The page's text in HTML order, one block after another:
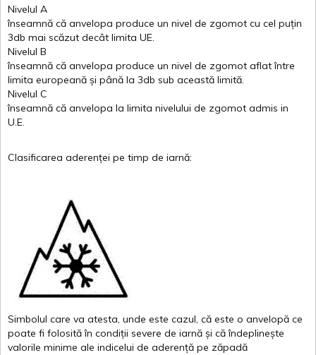
Nivelul A
înseamnă că anvelopa produce un nivel de zgomot cu cel puțin
3db mai scăzut decât limita UE.
Nivelul B
înseamnă că anvelopa produce un nivel de zgomot aflat între
limita europeană și până la 3db sub această limită.
Nivelul C
înseamnă că anvelopa la limita nivelului de zgomot admis in
U.E.
Clasificarea aderenței pe timp de iarnă:
Simbolul care va atesta, unde este cazul, că este o anvelopă ce
poate fi folosită în condiții severe de iarnă și că îndeplinește
valorile minime ale indicelui de aderență pe zăpadă